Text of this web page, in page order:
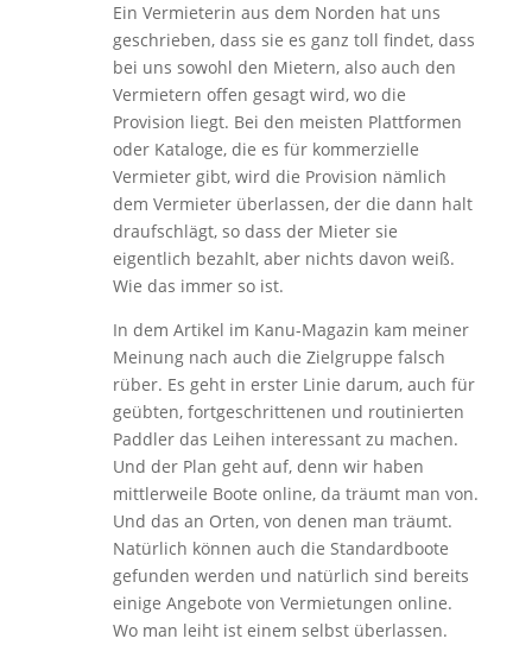
Ein Vermieterin aus dem Norden hat uns
geschrieben, dass sie es ganz toll findet, dass
bei uns sowohl den Mietern, also auch den
Vermietern offen gesagt wird, wo die
Provision liegt. Bei den meisten Plattformen
oder Kataloge, die es für kommerzielle
Vermieter gibt, wird die Provision nämlich
dem Vermieter überlassen, der die dann halt
draufschlägt, so dass der Mieter sie
eigentlich bezahlt, aber nichts davon weiß.
Wie das immer so ist.
In dem Artikel im Kanu-Magazin kam meiner
Meinung nach auch die Zielgruppe falsch
rüber. Es geht in erster Linie darum, auch für
geübten, fortgeschrittenen und routinierten
Paddler das Leihen interessant zu machen.
Und der Plan geht auf, denn wir haben
mittlerweile Boote online, da träumt man von.
Und das an Orten, von denen man träumt.
Natürlich können auch die Standardboote
gefunden werden und natürlich sind bereits
einige Angebote von Vermietungen online.
Wo man leiht ist einem selbst überlassen.